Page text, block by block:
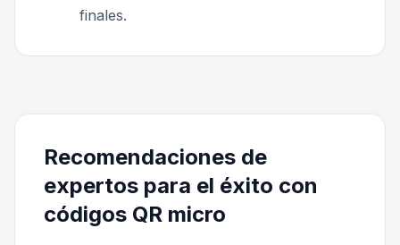
finales.
Recomendaciones de
expertos para el éxito con
códigos QR micro